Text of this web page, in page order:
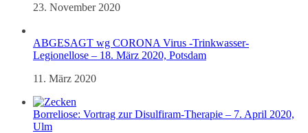
23. November 2020
ABGESAGT wg CORONA Virus -Trinkwasser-
Legionellose – 18. März 2020, Potsdam
11. März 2020
Borreliose: Vortrag zur Disulfiram-Therapie – 7. April 2020,
Ulm